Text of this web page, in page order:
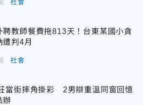
社會
聘教師餐費拖813天！台東某國小貪
遭判4月
社會
當街摔角掛彩 2男辯重溫同窗回憶
辦